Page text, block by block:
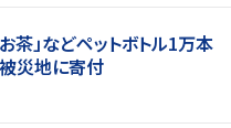
茶」などペットボトル1万本
災地に寄付